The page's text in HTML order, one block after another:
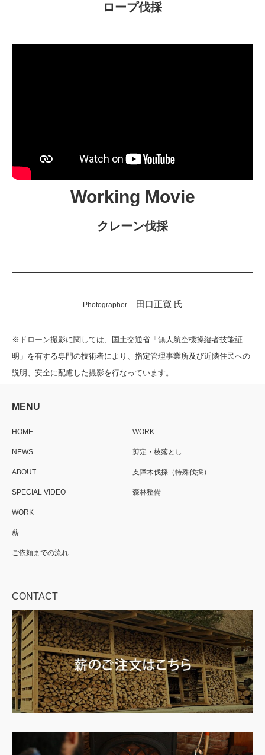
ロープ伐採
Working Movie
クレーン伐採
Photographer田口正寛 氏
※ドローン撮影に関しては、国土交通省「無人航空機操縦者技能証
明」を有する専門の技術者により、指定管理事業所及び近隣住民への
説明、安全に配慮した撮影を行なっています。
MENU
HOME
NEWS
ABOUT
SPECIAL VIDEO
WORK
薪
ご依頼までの流れ
WORK
剪定・枝落とし
支障木伐採（特殊伐採）
森林整備
CONTACT